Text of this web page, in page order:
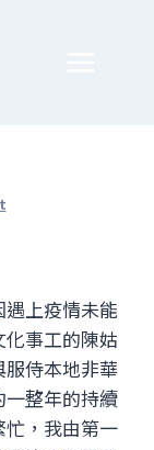
上疫情未能
事工的陳姑
侍本地非華
整年的持續
，我由第一